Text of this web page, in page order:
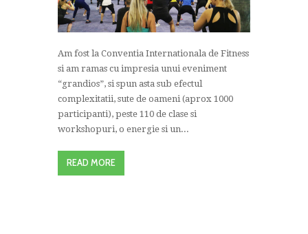
Am fost la Conventia Internationala de Fitness
si am ramas cu impresia unui eveniment
“grandios”, si spun asta sub efectul
complexitatii, sute de oameni (aprox 1000
participanti), peste 110 de clase si
workshopuri, o energie si un...
READ MORE